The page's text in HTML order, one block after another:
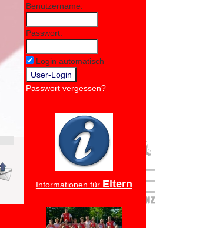
Benutzername:
Passwort:
Login automatisch
Passwort vergessen?
Informationen für Eltern